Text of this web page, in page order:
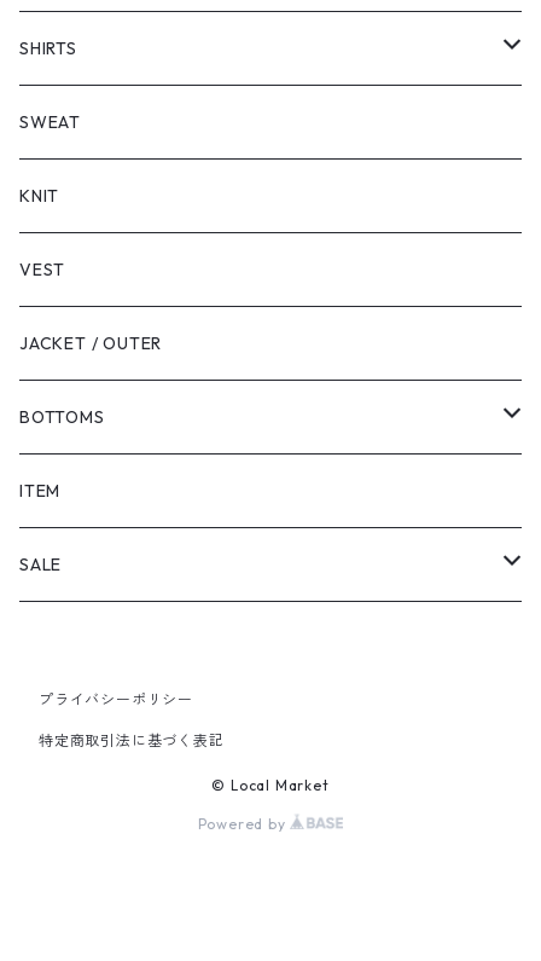
SHORT SLEEVE
LONG SLEEVE
SHIRTS
SHORT SLEEVE
LONG SLEEVE
SWEAT
KNIT
VEST
JACKET / OUTER
BOTTOMS
SHORTS
PANTS
ITEM
SALE
PANTS
プライバシーポリシー
特定商取引法に基づく表記
© Local Market
Powered by